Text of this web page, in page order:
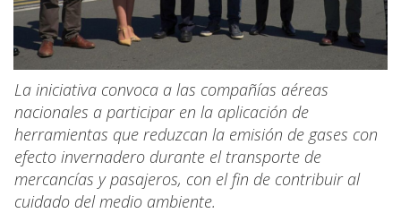
La iniciativa convoca a las compañías aéreas
nacionales a participar en la aplicación de
herramientas que reduzcan la emisión de gases con
efecto invernadero durante el transporte de
mercancías y pasajeros, con el fin de contribuir al
cuidado del medio ambiente.